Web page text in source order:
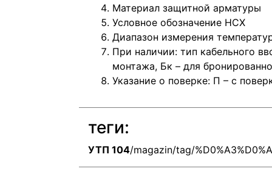
Материал защитной арматуры
Условное обозначение НСХ
Диапазон измерения
При наличии: тип кабельного
монтажа, Бк – для
Указание о поверке: П – с
теги:
УТП 104/magazin/tag/